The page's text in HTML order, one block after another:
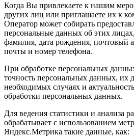
Когда Вы привлекаете к нашим
других лиц или приглашаете их к
Оператор может собирать
персональные данных об этих
фамилия, дата рождения, почтовый
почты и номер телефона.
При обработке персональных
точность персональных данных, их
необходимых случаях и
обработки персональных данных.
Для ведения статистики и анализа
обрабатывает с использованием
Яндекс.Метрика такие данные, как: